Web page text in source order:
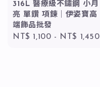
316L 醫療級不鏽鋼 小月
亮 單鑽 項鍊｜伊姿寶高
端飾品批發
Regular
NT$ 1,100 - NT$ 1,450